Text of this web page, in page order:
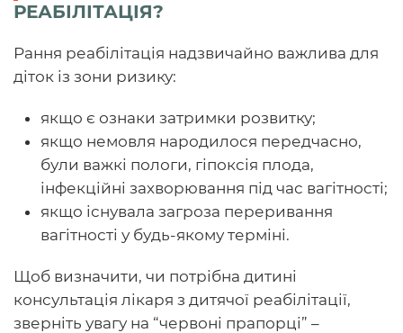
РЕАБІЛІТАЦІЯ?
Рання реабілітація надзвичайно важлива для
діток із зони ризику:
якщо є ознаки затримки розвитку;
якщо немовля народилося передчасно,
були важкі пологи, гіпоксія плода,
інфекційні захворювання під час вагітності;
якщо існувала загроза переривання
вагітності у будь-якому терміні.
Щоб визначити, чи потрібна дитині
консультація лікаря з дитячої реабілітації,
зверніть увагу на “червоні прапорці” –